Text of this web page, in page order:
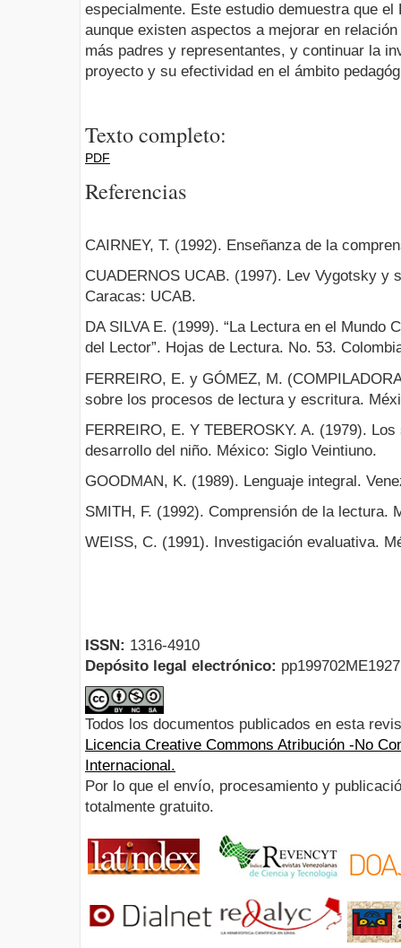
especialmente. Este estudio demuestra que
aunque existen aspectos a mejorar en
más padres y representantes, y continuar la
proyecto y su efectividad en el ámbito
Texto completo:
PDF
Referencias
CAIRNEY, T. (1992). Enseñanza de la
CUADERNOS UCAB. (1997). Lev Vygotsky y
Caracas: UCAB.
DA SILVA E. (1999). “La Lectura en el Mundo
del Lector”. Hojas de Lectura. No. 53.
FERREIRO, E. y GÓMEZ, M.
sobre los procesos de lectura y escritura.
FERREIRO, E. Y TEBEROSKY. A. (1979).
desarrollo del niño. México: Siglo Veintiuno.
GOODMAN, K. (1989). Lenguaje integral.
SMITH, F. (1992). Comprensión de la lectura.
WEISS, C. (1991). Investigación evaluativa.
ISSN: 1316-4910
Depósito legal electrónico:
Todos los documentos publicados en esta
Licencia Creative Commons Atribución -No
Internacional.
Por lo que el envío, procesamiento y
totalmente gratuito.